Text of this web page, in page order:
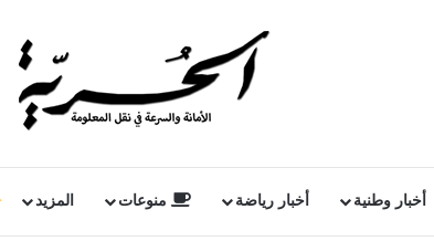
أخبار وطنية أخبار رياضة منوعات المزيد